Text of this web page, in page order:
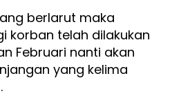
berlarut maka
korban telah dilakukan
Februari nanti akan
yang kelima